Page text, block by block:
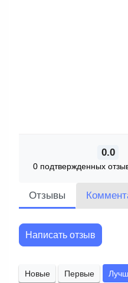
0.0
0 подтвержденных
Отзывы
Написать отзыв
Новые Первые